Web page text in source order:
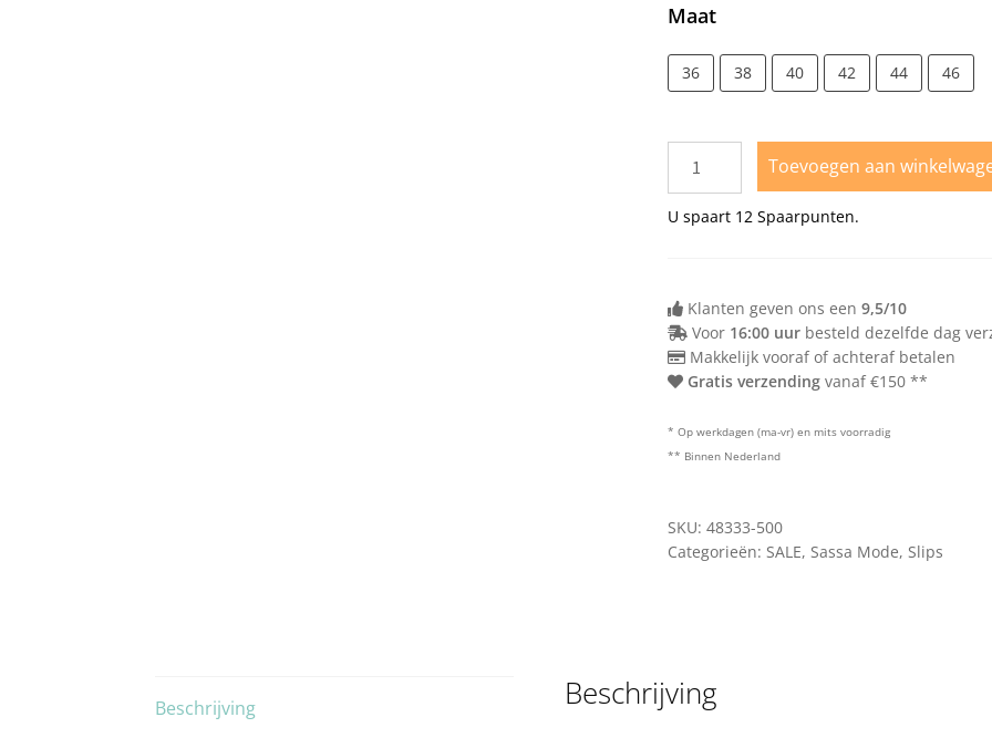
Maat
36 38 40 42 44 46
Toevoegen aan
U spaart 12 Spaarpunten.
Klanten geven ons een 9,5/10
Voor 16:00 uurbesteld dezelfde dag
Makkelijk vooraf of achteraf betalen
Gratis verzendingvanaf €150 **
* Op werkdagen (ma-vr) en mits voorradig
** Binnen Nederland
SKU: 48333-500
Categorieën: SALE, Sassa Mode, Slips
Beschrijving Beschrijving